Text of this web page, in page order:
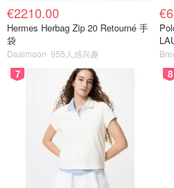
€2210.00
Hermes Herbag Zip 20 Retourné 手
袋
Dealmoon 955人感兴趣
7 8